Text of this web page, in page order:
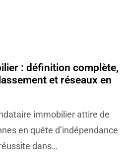
: définition complète,
et réseaux en
immobilier attire de
en quête d’indépendance
dans…